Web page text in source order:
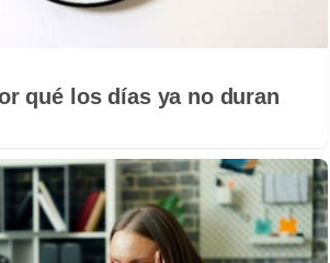
qué los días ya no duran